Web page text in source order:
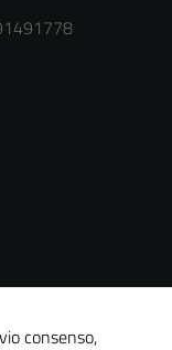
consenso,